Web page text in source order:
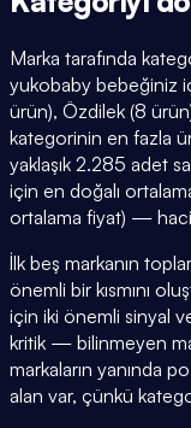
Marka tarafında
yukobaby bebeğiniz
ürün), Özdilek (8
kategorinin en fazla
yaklaşık 2.285 adet
için en doğalı
ortalama fiyat) —
İlk beş markanın
önemli bir kısmını
için iki önemli sinyal
kritik — bilinmeyen
markaların yanında
alan var, çünkü